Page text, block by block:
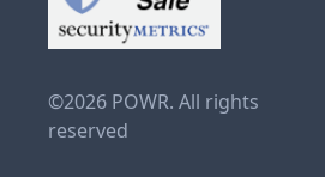
©2026 POWR. All rights
reserved